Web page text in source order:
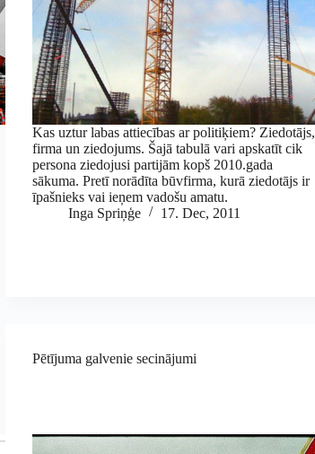
Kas uztur labas attiecības ar politiķiem? Ziedotājs,
firma un ziedojums. Šajā tabulā vari apskatīt cik
persona ziedojusi partijām kopš 2010.gada
sākuma. Pretī norādīta būvfirma, kurā ziedotājs ir
īpašnieks vai ieņem vadošu amatu.
Inga Spriņģe
17. Dec, 2011
Pētījuma galvenie secinājumi